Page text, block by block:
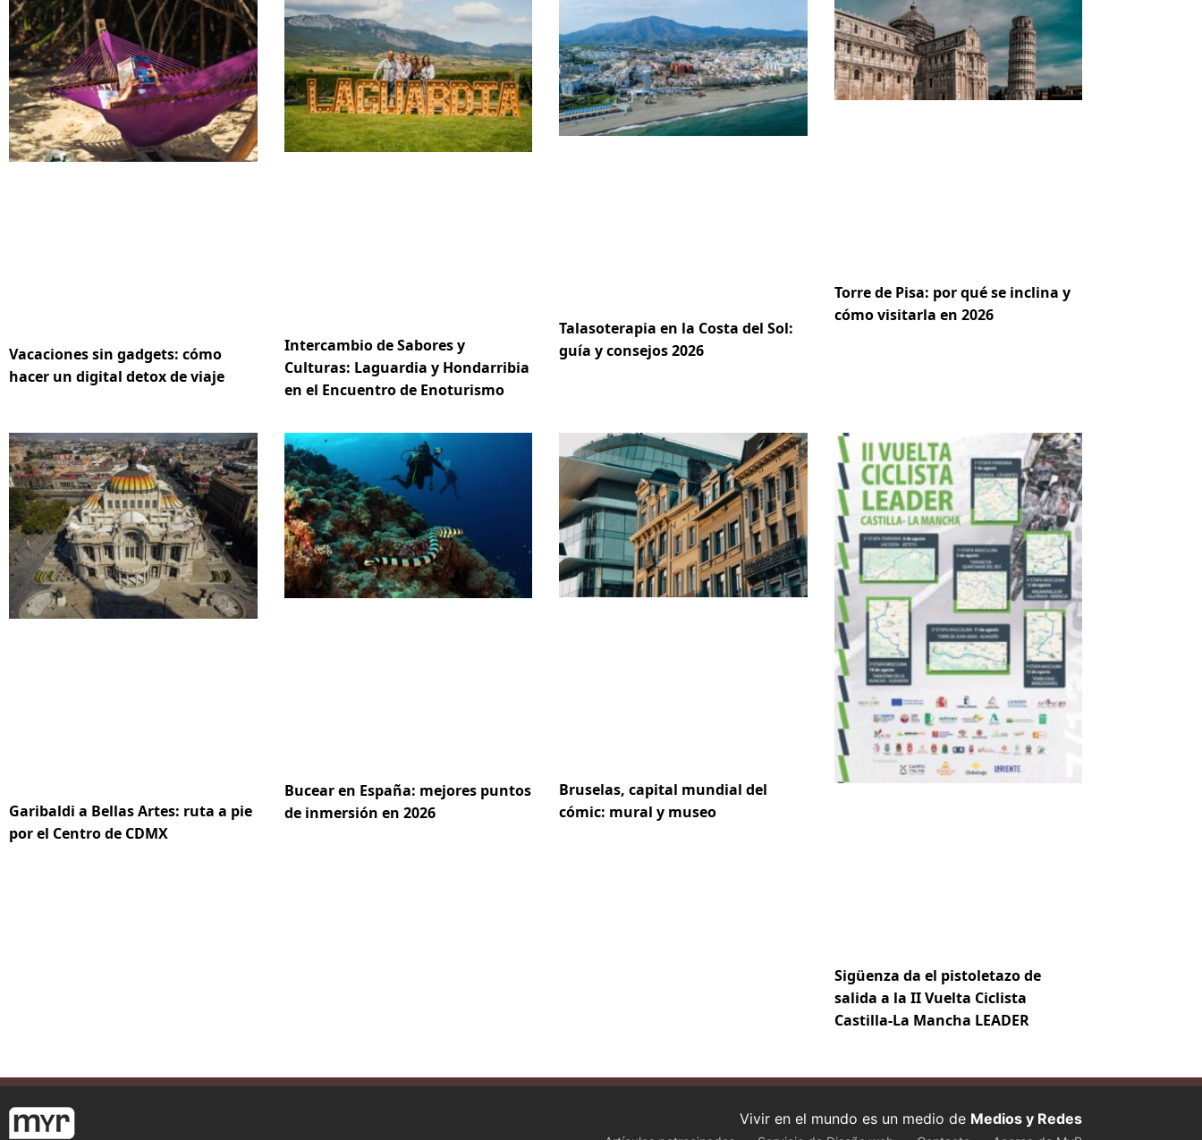
Vacaciones sin gadgets: cómo
hacer un digital detox de viaje
Intercambio de Sabores y
Culturas: Laguardia y Hondarribia
en el Encuentro de Enoturismo
Talasoterapia en la Costa del Sol:
guía y consejos 2026
Torre de Pisa: por qué se inclina y
cómo visitarla en 2026
Garibaldi a Bellas Artes: ruta a pie
por el Centro de CDMX
Bucear en España: mejores puntos
de inmersión en 2026
Bruselas, capital mundial del
cómic: mural y museo
Sigüenza da el pistoletazo de
salida a la II Vuelta Ciclista
Castilla-La Mancha LEADER
Vivir en el mundo es un medio de Medios y Redes